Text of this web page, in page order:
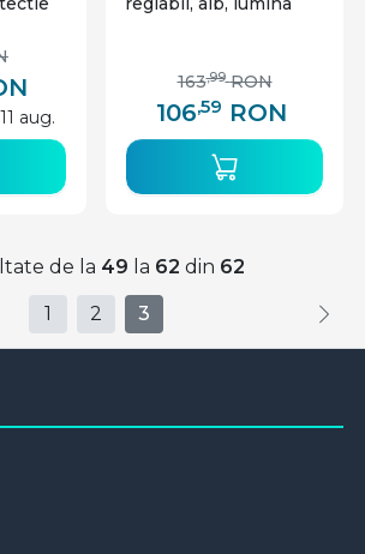
aug. 106,59 RON
163,99 RON
de la 49 la 62 din 62
1 2 3